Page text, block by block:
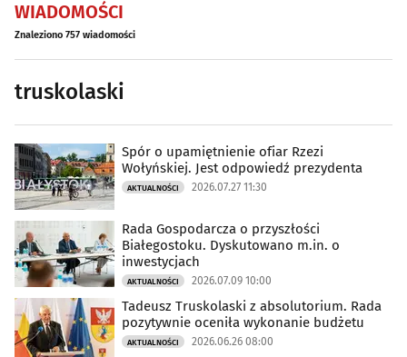
WIADOMOŚCI
Znaleziono 757 wiadomości
truskolaski
Spór o upamiętnienie ofiar Rzezi
Wołyńskiej. Jest odpowiedź prezydenta
AKTUALNOŚCI 2026.07.27 11:30
Rada Gospodarcza o przyszłości
Białegostoku. Dyskutowano m.in. o
inwestycjach
AKTUALNOŚCI 2026.07.09 10:00
Tadeusz Truskolaski z absolutorium. Rada
pozytywnie oceniła wykonanie budżetu
AKTUALNOŚCI 2026.06.26 08:00